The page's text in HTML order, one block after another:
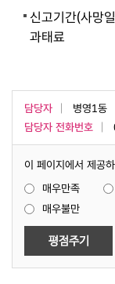
신고기간(사망
과태료
담당자
병영1동
담당자 전화번호
이 페이지에서 제공
매우만족
매우불만